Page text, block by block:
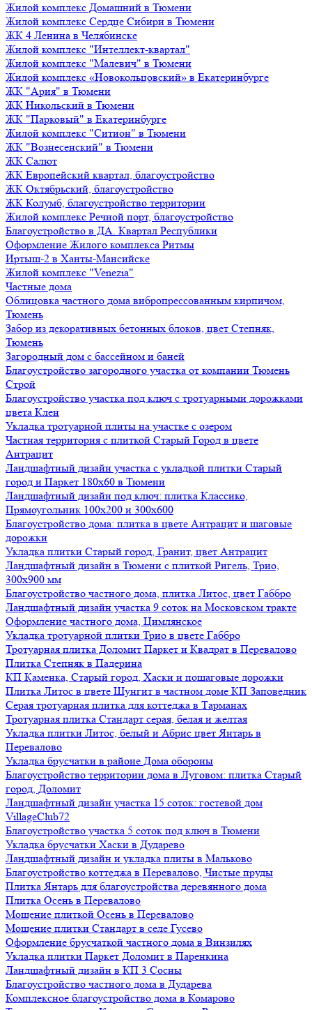
Жилой комплекс Домашний в Тюмени
Жилой комплекс Сердце Сибири в Тюмени
ЖК 4 Ленина в Челябинске
Жилой комплекс "Интеллект-квартал"
Жилой комплекс "Малевич" в Тюмени
Жилой комплекс «Новокольцовский» в Екатеринбурге
ЖК "Ария" в Тюмени
ЖК Никольский в Тюмени
ЖК "Парковый" в Екатеринбурге
Жилой комплекс "Ситион" в Тюмени
ЖК "Вознесенский" в Тюмени
ЖК Салют
ЖК Европейский квартал, благоустройство
ЖК Октябрьский, благоустройство
ЖК Колумб, благоустройство территории
Жилой комплекс Речной порт, благоустройство
Благоустройство в ДА. Квартал Республики
Оформление Жилого комплекса Ритмы
Иртыш-2 в Ханты-Мансийске
Жилой комплекс "Venezia"
Частные дома
Облицовка частного дома вибропрессованным кирпичом,
Тюмень
Забор из декоративных бетонных блоков, цвет Степняк,
Тюмень
Загородный дом с бассейном и баней
Благоустройство загородного участка от компании Тюмень
Строй
Благоустройство участка под ключ с тротуарными дорожками
цвета Клен
Укладка тротуарной плиты на участке с озером
Частная территория с плиткой Старый Город в цвете
Антрацит
Ландшафтный дизайн участка с укладкой плитки Старый
город и Паркет 180х60 в Тюмени
Ландшафтный дизайн под ключ: плитка Классико,
Прямоугольник 100х200 и 300х600
Благоустройство дома: плитка в цвете Антрацит и шаговые
дорожки
Укладка плитки Старый город, Гранит, цвет Антрацит
Ландшафтный дизайн в Тюмени с плиткой Ригель, Трио,
300х900 мм
Благоустройство частного дома, плитка Литос, цвет Габбро
Ландшафтный дизайн участка 9 соток на Московском тракте
Оформление частного дома, Цимлянское
Укладка тротуарной плитки Трио в цвете Габбро
Тротуарная плитка Доломит Паркет и Квадрат в Перевалово
Плитка Степняк в Падерина
КП Каменка, Старый город, Хаски и пошаговые дорожки
Плитка Литос в цвете Шунгит в частном доме КП Заповедник
Серая тротуарная плитка для коттеджа в Тарманах
Тротуарная плитка Стандарт серая, белая и желтая
Укладка плитки Литос, белый и Абрис цвет Янтарь в
Перевалово
Укладка брусчатки в районе Дома обороны
Благоустройство территории дома в Луговом: плитка Старый
город, Доломит
Ландшафтный дизайн участка 15 соток: гостевой дом
VillageClub72
Благоустройство участка 5 соток под ключ в Тюмени
Укладка брусчатки Хаски в Дударево
Ландшафтный дизайн и укладка плиты в Мальково
Благоустройство коттеджа в Перевалово, Чистые пруды
Плитка Янтарь для благоустройства деревянного дома
Плитка Осень в Перевалово
Мощение плиткой Осень в Перевалово
Мощение плитки Стандарт в селе Гусево
Оформление брусчаткой частного дома в Винзилях
Укладка плитки Паркет Доломит в Паренкина
Ландшафтный дизайн в КП 3 Сосны
Благоустройство частного дома в Дударева
Комплексное благоустройство дома в Комарово